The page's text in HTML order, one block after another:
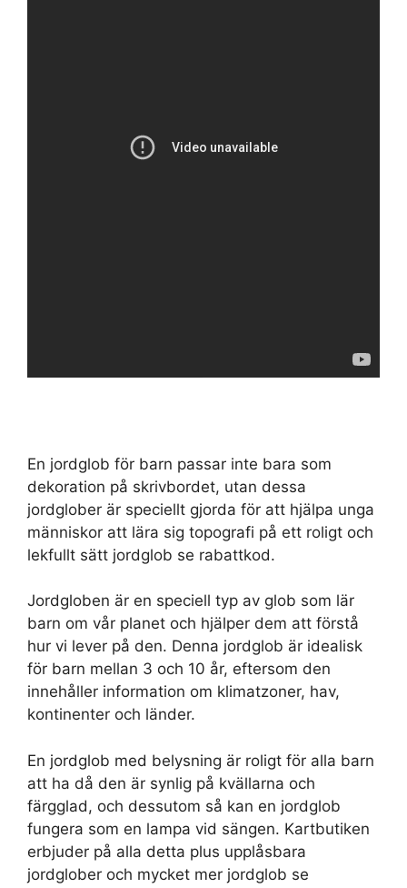
En jordglob för barn passar inte bara som
dekoration på skrivbordet, utan dessa
jordglober är speciellt gjorda för att hjälpa unga
människor att lära sig topografi på ett roligt och
lekfullt sätt jordglob se rabattkod.
Jordgloben är en speciell typ av glob som lär
barn om vår planet och hjälper dem att förstå
hur vi lever på den. Denna jordglob är idealisk
för barn mellan 3 och 10 år, eftersom den
innehåller information om klimatzoner, hav,
kontinenter och länder.
En jordglob med belysning är roligt för alla barn
att ha då den är synlig på kvällarna och
färgglad, och dessutom så kan en jordglob
fungera som en lampa vid sängen. Kartbutiken
erbjuder på alla detta plus upplåsbara
jordglober och mycket mer jordglob se